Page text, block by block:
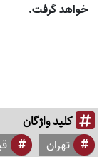
خواهد گرفت.
کلید واژگان
تهران